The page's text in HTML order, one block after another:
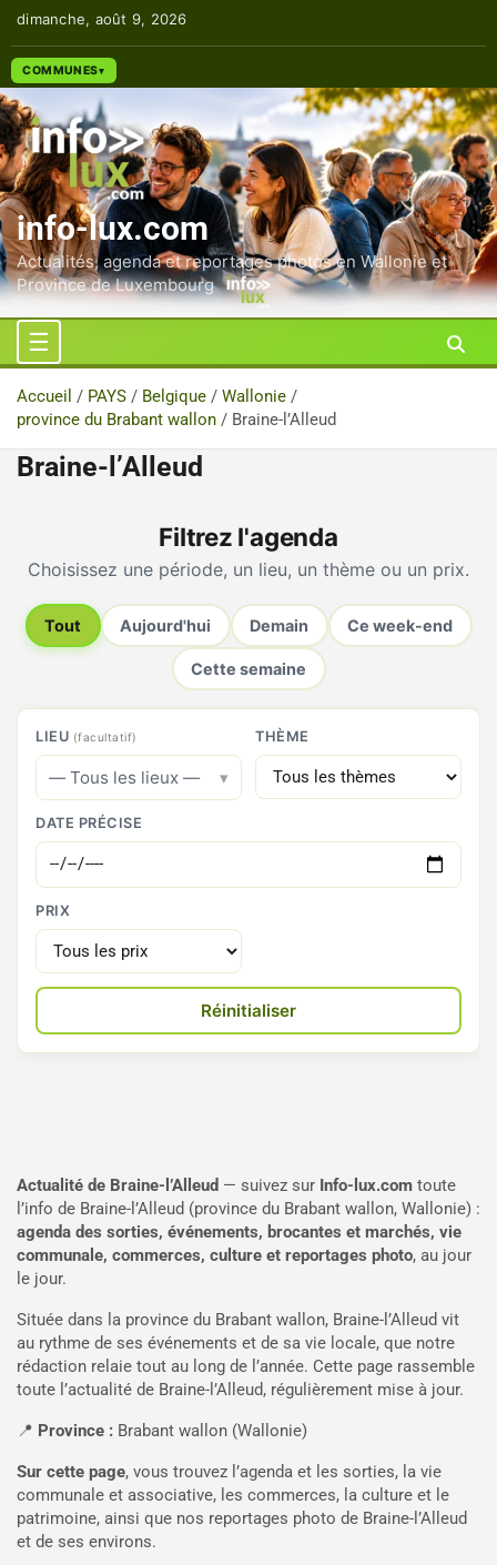
Aller
contenu
dimanche, août 9, 2026
COMMUNES
info-lux.com
Actualités, agenda et reportages photos en Wallonie et
Province de Luxembourg
Accueil PAYS Belgique
Wallonie
province du Brabant wallon
Braine-l’Alleud
Braine-l’Alleud
Filtrez l'agenda
Choisissez une période, un lieu, un thème ou un prix.
Tout Aujourd'hui Demain Ce week-end
Cette semaine
LIEU (facultatif)
— Tous les lieux —
THÈME
DATE PRÉCISE
PRIX
Réinitialiser
Actualité de Braine-l’Alleud — suivez sur Info-lux.com toute
l’info de Braine-l’Alleud (province du Brabant wallon, Wallonie) :
agenda des sorties, événements, brocantes et marchés, vie
communale, commerces, culture et reportages photo, au jour
le jour.
Située dans la province du Brabant wallon, Braine-l’Alleud vit
au rythme de ses événements et de sa vie locale, que notre
rédaction relaie tout au long de l’année. Cette page rassemble
toute l’actualité de Braine-l’Alleud, régulièrement mise à jour.
📍 Province : Brabant wallon (Wallonie)
Sur cette page, vous trouvez l’agenda et les sorties, la vie
communale et associative, les commerces, la culture et le
patrimoine, ainsi que nos reportages photo de Braine-l’Alleud
et de ses environs.